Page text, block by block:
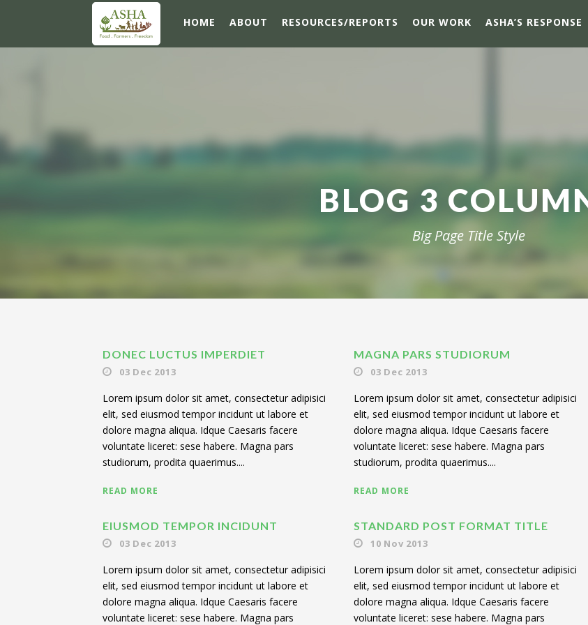
HOME ABOUT RESOURCES/REPORTS OUR WORK ASHA’S RESPONSE
BLOG 3
Big Page Title Style
DONEC LUCTUS IMPERDIET
03 Dec 2013
Lorem ipsum dolor sit amet, consectetur adipisici
elit, sed eiusmod tempor incidunt ut labore et
dolore magna aliqua. Idque Caesaris facere
voluntate liceret: sese habere. Magna pars
studiorum, prodita quaerimus....
READ MORE
MAGNA PARS STUDIORUM
03 Dec 2013
Lorem ipsum dolor sit amet, consectetur adipisici
elit, sed eiusmod tempor incidunt ut labore et
dolore magna aliqua. Idque Caesaris facere
voluntate liceret: sese habere. Magna pars
studiorum, prodita quaerimus....
READ MORE
EIUSMOD TEMPOR INCIDUNT
03 Dec 2013
Lorem ipsum dolor sit amet, consectetur adipisici
elit, sed eiusmod tempor incidunt ut labore et
dolore magna aliqua. Idque Caesaris facere
voluntate liceret: sese habere. Magna pars
STANDARD POST FORMAT TITLE
10 Nov 2013
Lorem ipsum dolor sit amet, consectetur adipisici
elit, sed eiusmod tempor incidunt ut labore et
dolore magna aliqua. Idque Caesaris facere
voluntate liceret: sese habere. Magna pars